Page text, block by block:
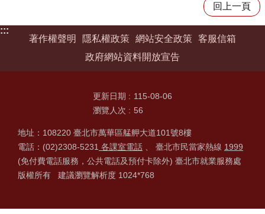
回上一頁
:::
著作權聲明
隱私權政策 網站安全政策 客服信箱
政府網站資料開放宣告
更新日期
115-08-06
瀏覽人次
56
地址：108220 臺北市萬華區艋舺大道101號8樓
電話：(02)2308-5231 各課室電話 、 臺北市民當家熱線 1999
(免付費電話服務，公共電話及預付卡除外) 臺北市就業服務處
版權所有 建議瀏覽解析度 1024*768